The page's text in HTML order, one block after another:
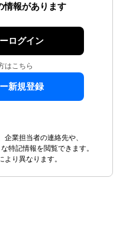
情報があります
ログイン
はこちら
新規登録
業担当者の連絡先や、
特記情報を閲覧できます。
り異なります。